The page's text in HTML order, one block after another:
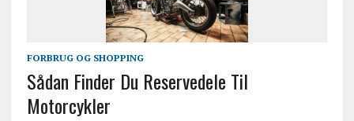
FORBRUG OG SHOPPING
Sådan Finder Du Reservedele Til
Motorcykler